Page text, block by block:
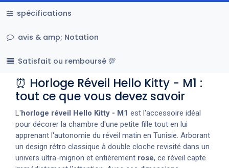
spécifications
avis & amp; Notation
Satisfait ou remboursé 💯
⏰ Horloge Réveil Hello Kitty - M1 :
tout ce que vous devez savoir
L' horloge réveil Hello Kitty - M1 est l'accessoire idéal
pour décorer la chambre d'une petite fille tout en lui
apprenant l'autonomie du réveil matin en Tunisie. Arborant
un design rétro classique à double cloche revisité dans un
univers ultra-mignon et entièrement rose, ce réveil capte